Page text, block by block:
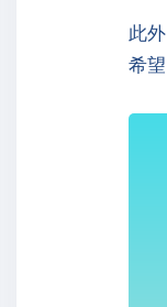
此
希